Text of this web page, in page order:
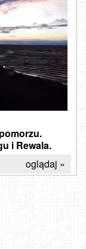
i Rewala.
oglądaj »